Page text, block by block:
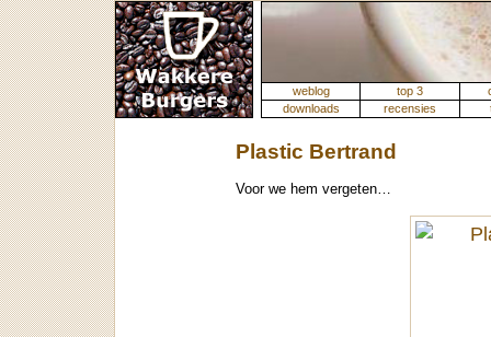
weblog top 3
downloads
recensies
Plastic Bertrand
Voor we hem vergeten…